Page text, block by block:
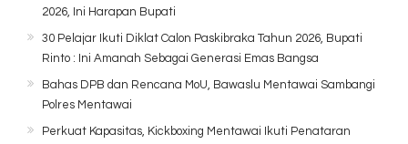
2026, Ini Harapan Bupati
30 Pelajar Ikuti Diklat Calon Paskibraka Tahun 2026, Bupati
Rinto : Ini Amanah Sebagai Generasi Emas Bangsa
Bahas DPB dan Rencana MoU, Bawaslu Mentawai Sambangi
Polres Mentawai
Perkuat Kapasitas, Kickboxing Mentawai Ikuti Penataran